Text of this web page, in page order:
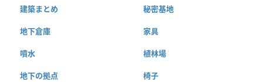
建築まとめ 秘密基地
地下倉庫 家具
噴水 植林場
地下の拠点 椅子